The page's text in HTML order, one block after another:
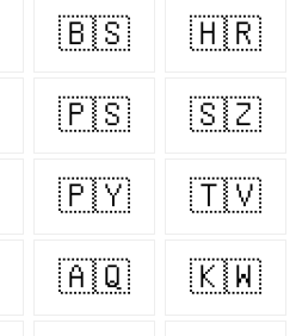
🇧🇸 🇭🇷
🇵🇸 🇸🇿
🇵🇾 🇹🇻
🇦🇶 🇰🇼